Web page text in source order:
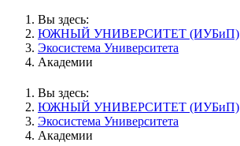
Вы здесь:
ЮЖНЫЙ УНИВЕРСИТЕТ (ИУБиП)
Экосистема Университета
Академии
Вы здесь:
ЮЖНЫЙ УНИВЕРСИТЕТ (ИУБиП)
Экосистема Университета
Академии